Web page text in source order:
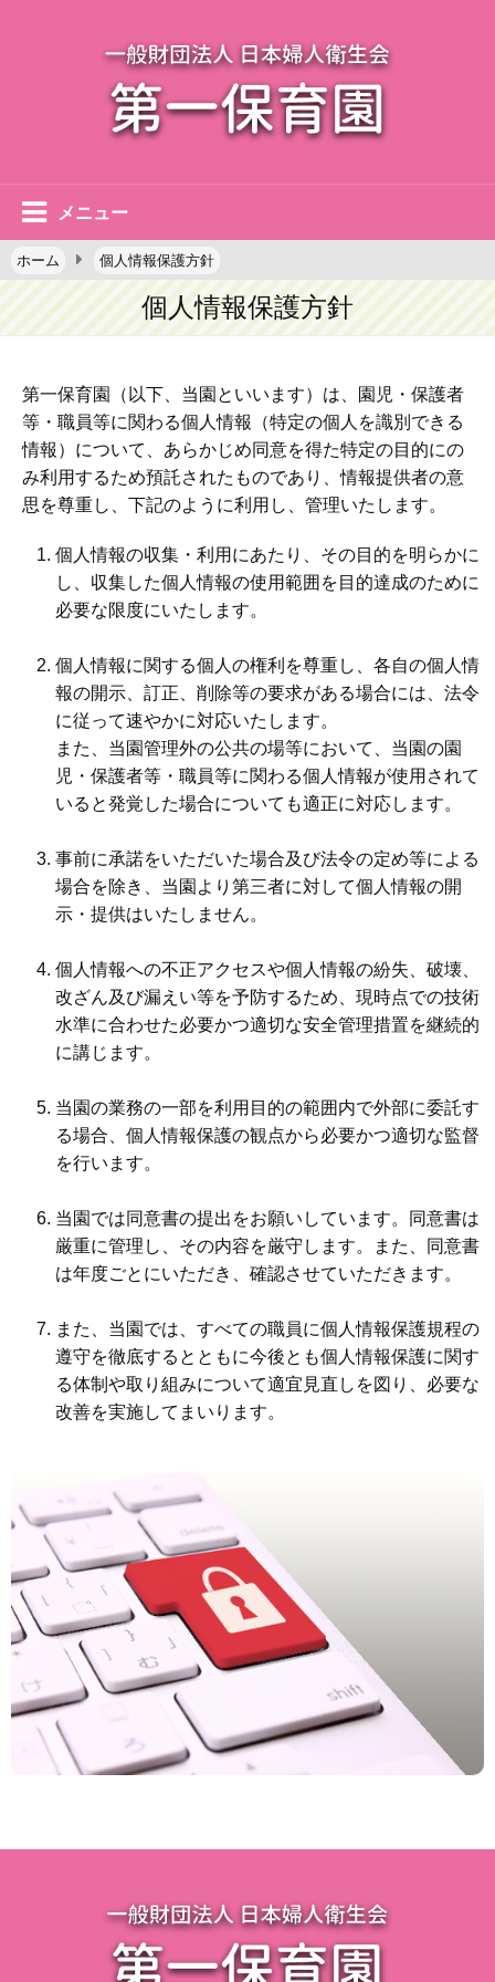
メニュー
ホーム 個人情報保護方針
個人情報保護方針
第一保育園（以下、当園といいます）は、園児・保護者
等・職員等に関わる個人情報（特定の個人を識別できる
情報）について、あらかじめ同意を得た特定の目的にの
み利用するため預託されたものであり、情報提供者の意
思を尊重し、下記のように利用し、管理いたします。
個人情報の収集・利用にあたり、その目的を明らかに
し、収集した個人情報の使用範囲を目的達成のために
必要な限度にいたします。
個人情報に関する個人の権利を尊重し、各自の個人情
報の開示、訂正、削除等の要求がある場合には、法令
に従って速やかに対応いたします。
また、当園管理外の公共の場等において、当園の園
児・保護者等・職員等に関わる個人情報が使用されて
いると発覚した場合についても適正に対応します。
事前に承諾をいただいた場合及び法令の定め等による
場合を除き、当園より第三者に対して個人情報の開
示・提供はいたしません。
個人情報への不正アクセスや個人情報の紛失、破壊、
改ざん及び漏えい等を予防するため、現時点での技術
水準に合わせた必要かつ適切な安全管理措置を継続的
に講じます。
当園の業務の一部を利用目的の範囲内で外部に委託す
る場合、個人情報保護の観点から必要かつ適切な監督
を行います。
当園では同意書の提出をお願いしています。同意書は
厳重に管理し、その内容を厳守します。また、同意書
は年度ごとにいただき、確認させていただきます。
また、当園では、すべての職員に個人情報保護規程の
遵守を徹底するとともに今後とも個人情報保護に関す
る体制や取り組みについて適宜見直しを図り、必要な
改善を実施してまいります。